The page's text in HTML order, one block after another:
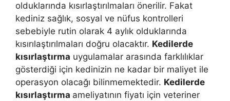
olduklarında kısırlaştırılmaları önerilir. Fakat
kediniz sağlık, sosyal ve nüfus kontrolleri
sebebiyle rutin olarak 4 aylık olduklarında
kısırılaştırılmaları doğru olacaktır. Kedilerde
kısırlaştırma uygulamalar arasında farklılıklar
gösterdiği için kedinizin ne kadar bir maliyet ile
operasyon olacağı bilinmemektedir. Kedilerde
kısırlaştırma ameliyatının fiyatı için veteriner